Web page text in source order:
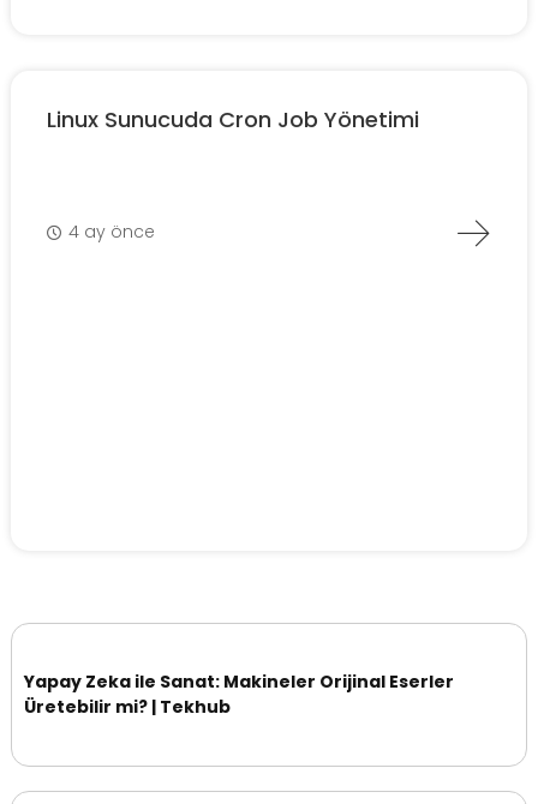
Linux Sunucuda Cron Job Yönetimi
4 ay önce
Yapay Zeka ile Sanat: Makineler Orijinal Eserler
Üretebilir mi? | Tekhub